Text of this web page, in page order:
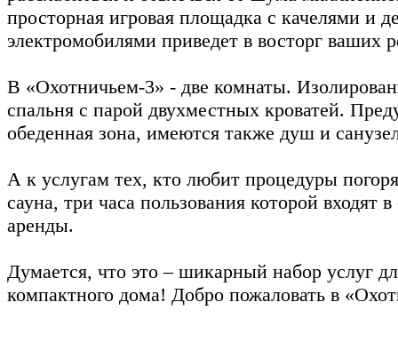
просторная игровая площадка с качелями и
электромобилями приведет в восторг ваших
В «Охотничьем-3» - две комнаты.
спальня с парой двухместных кроватей.
обеденная зона, имеются также душ и
А к услугам тех, кто любит процедуры
сауна, три часа пользования которой входят
аренды.
Думается, что это – шикарный набор услуг
компактного дома! Добро пожаловать в